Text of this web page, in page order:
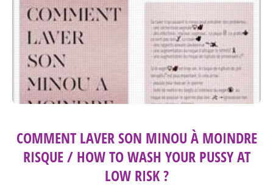
COMMENT LAVER SON MINOU À MOINDRE
RISQUE / HOW TO WASH YOUR PUSSY AT
LOW RISK ?